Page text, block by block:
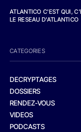
ATLANTICO C'EST QUI,
LE RESEAU D'ATLANTICO
CATEGORIES
DECRYPTAGES
DOSSIERS
RENDEZ-VOUS
VIDEOS
PODCASTS